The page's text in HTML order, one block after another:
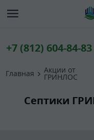
+7 (812) 604-84-83
Главная Акции от
ГРИНЛОС
Септики